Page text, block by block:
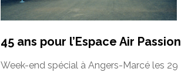
45 ans pour l’Espace Air Passion
Week-end spécial à Angers-Marcé les 29